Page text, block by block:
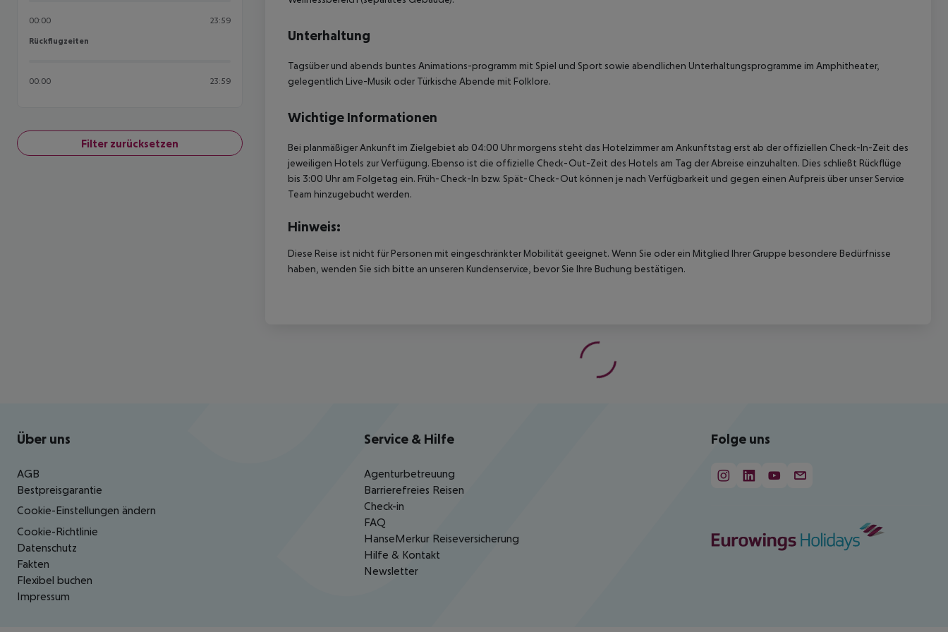
00:00 23:59
Rückflugzeiten
Rückflugzeiten
00:00 23:59
Filter zurücksetzen
Unterhaltung
Tagsüber und abends buntes Animations-programm mit Spiel und Sport sowie abendlichen Unterhaltungsprogramme im Amphitheater,
gelegentlich Live-Musik oder Türkische Abende mit Folklore.
Wichtige Informationen
Bei planmäßiger Ankunft im Zielgebiet ab 04:00 Uhr morgens steht das Hotelzimmer am Ankunftstag erst ab der offiziellen Check-In-Zeit des
jeweiligen Hotels zur Verfügung. Ebenso ist die offizielle Check-Out-Zeit des Hotels am Tag der Abreise einzuhalten. Dies schließt Rückflüge
bis 3:00 Uhr am Folgetag ein. Früh-Check-In bzw. Spät-Check-Out können je nach Verfügbarkeit und gegen einen Aufpreis über unser Service
Team hinzugebucht werden.
Hinweis:
Diese Reise ist nicht für Personen mit eingeschränkter Mobilität geeignet. Wenn Sie oder ein Mitglied Ihrer Gruppe besondere Bedürfnisse
haben, wenden Sie sich bitte an unseren Kundenservice, bevor Sie Ihre Buchung bestätigen.
Footer navigation
Über uns
AGB
Bestpreisgarantie
Cookie-Einstellungen ändern
Cookie-Richtlinie
Datenschutz
Fakten
Flexibel buchen
Impressum
Service & Hilfe
Agenturbetreuung
Barrierefreies Reisen
Check-in
FAQ
HanseMerkur Reiseversicherung
Hilfe & Kontakt
Newsletter
Folge uns